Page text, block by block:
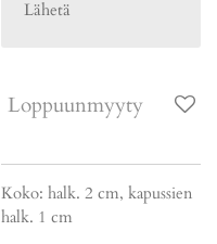
Lähetä
Loppuunmyyty
Koko: halk. 2 cm, kapussien
halk. 1 cm